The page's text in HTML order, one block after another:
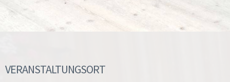
VERANSTALTUNGSORT